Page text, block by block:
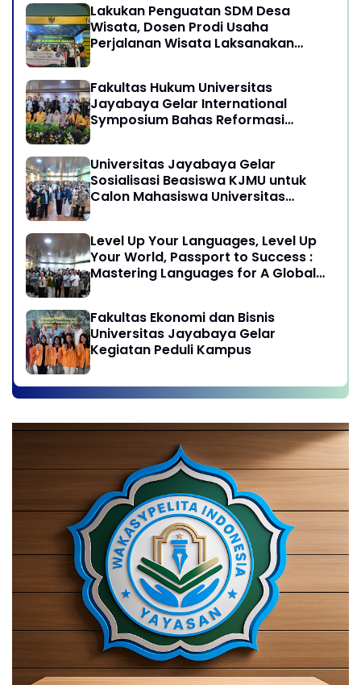
Lakukan Penguatan SDM Desa
Wisata, Dosen Prodi Usaha
Perjalanan Wisata Laksanakan
Sukamandi Masagi - Kabupaten
Subang, Jawa Barat
Fakultas Hukum Universitas
Jayabaya Gelar International
Symposium Bahas Reformasi
Universitas Jayabaya Gelar
Sosialisasi Beasiswa KJMU untuk
Calon Mahasiswa Universitas
Level Up Your Languages, Level Up
Your World, Passport to Success :
Mastering Languages for A Global
Fakultas Ekonomi dan Bisnis
Universitas Jayabaya Gelar
Kegiatan Peduli Kampus